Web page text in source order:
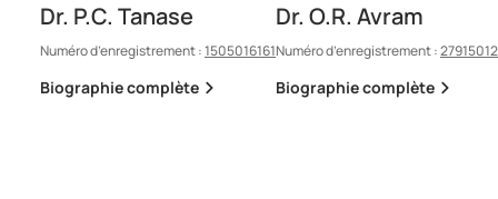
Dr. P.C. Tanase
Numéro d’enregistrement :1505016161
Biographie complète
Dr. O.R. Avram
Numéro d’enregistrement :
Biographie complète